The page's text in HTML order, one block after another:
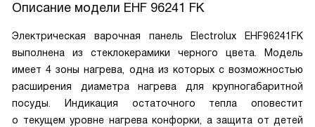
Описание модели EHF 96241 FK
Электрическая варочная панель Electrolux EHF96241FK
выполнена из стеклокерамики черного цвета. Модель
имеет 4 зоны нагрева, одна из которых с возможностью
расширения диаметра нагрева для крупногабаритной
посуды. Индикация остаточного тепла оповестит
о текущем уровне нагрева конфорки, а защита от детей